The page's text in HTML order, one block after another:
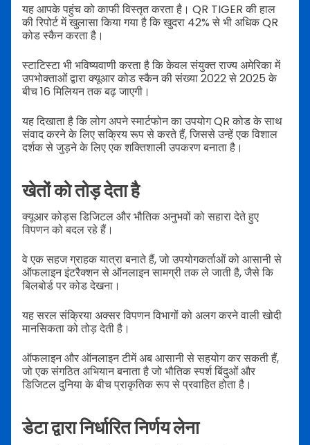
यह आपके पहुंच को काफी विस्तृत करता है। QR TIGER की हाल
की रिपोर्ट में खुलासा किया गया है कि खुदरा 42% से भी अधिक QR
कोड स्कैन करता है।
स्टाटिस्टा भी भविष्यवाणी करता है कि केवल संयुक्त राज्य अमेरिका में
उपभोक्ताओं द्वारा क्यूआर कोड स्कैन की संख्या 2022 से 2025 के
बीच 16 मिलियन तक बढ़ जाएगी।
यह दिखाता है कि लोग अपने स्मार्टफोन का उपयोग QR कोड के साथ
संवाद करने के लिए सक्रिय रूप से करते हैं, जिससे उन्हें एक विशाल
दर्शक से जुड़ने के लिए एक शक्तिशाली उपकरण बनाता है।
खेतों को तोड़ देता है
क्यूआर कोड्स डिजिटल और भौतिक अनुभवों को सहारा देते हुए
विपणन को बदल रहे हैं।
वे एक सहज ग्राहक यात्रा बनाते हैं, जो उपयोगकर्ताओं को आसानी से
ऑफलाइन इंटरैक्शन से ऑनलाइन सामग्री तक ले जाती है, जैसे कि
बिलबोर्ड पर कोड देखना।
यह सरल संक्रिया अक्सर विपणन विभागों को अलग करने वाली खोदी
मानसिकता को तोड़ देती है।
ऑफलाइन और ऑनलाइन टीमें अब आसानी से सहयोग कर सकती हैं,
जो एक संगठित अभियान बनाता है जो भौतिक स्पर्श बिंदुओं और
डिजिटल दुनिया के बीच प्राकृतिक रूप से प्रवाहित होता है।
डेटा द्वारा निर्धारित निर्णय लेना